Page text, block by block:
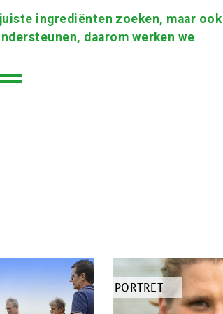
ingrediënten zoeken, maar ook
daarom werken we
TYPE
ARTIKEL
PORTRET